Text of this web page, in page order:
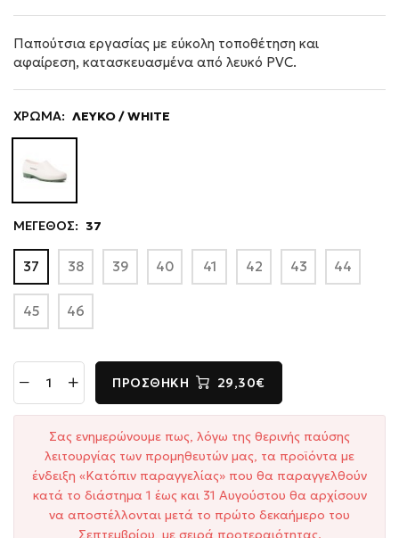
Παπούτσια εργασίας με εύκολη τοποθέτηση και
αφαίρεση, κατασκευασμένα από λευκό PVC.
ΧΡΩΜΑ: ΛΕΥΚΟ / WHITE
ΜΕΓΕΘΟΣ: 37
37 38 39 40 41 42 43 44
45 46
ΠΡΟΣΘΉΚΗ 29,30€
Σας ενημερώνουμε πως, λόγω της θερινής παύσης
λειτουργίας των προμηθευτών μας, τα προϊόντα με
ένδειξη «Κατόπιν παραγγελίας» που θα παραγγελθούν
κατά το διάστημα 1 έως και 31 Αυγούστου θα αρχίσουν
να αποστέλλονται μετά το πρώτο δεκαήμερο του
Σεπτεμβρίου, με σειρά προτεραιότητας.